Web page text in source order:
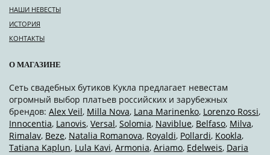
НАШИ НЕВЕСТЫ
ИСТОРИЯ
КОНТАКТЫ
О МАГАЗИНЕ
Сеть свадебных бутиков Кукла предлагает невестам
огромный выбор платьев российских и зарубежных
брендов: Alex Veil, Milla Nova, Lana Marinenko, Lorenzo Rossi,
Innocentia, Lanovis, Versal, Solomia, Naviblue, Belfaso, Milva,
Rimalav, Beze, Natalia Romanova, Royaldi, Pollardi, Kookla,
Tatiana Kaplun, Lula Kavi, Armonia, Ariamo, Edelweis, Daria